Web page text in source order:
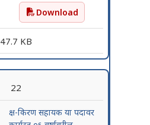
गृह-नि-वस्त्रपाल या पदावर
Download
47.7 KB
22
क्ष-किरण सहायक या पदावर